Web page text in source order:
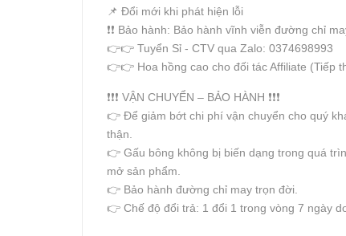
📌 Đổi mới khi phát hiện lỗi
❗️❗️ Bảo hành: Bảo hành vĩnh viễn đường chỉ
👉👉 Tuyển Sỉ - CTV qua Zalo: 0374698993
👉👉 Hoa hồng cao cho đối tác Affiliate (Tiếp
❗️❗️❗️ VẬN CHUYỂN – BẢO HÀNH ❗️❗️❗️
👉 Để giảm bớt chi phí vận chuyển cho quý
thận.
👉 Gấu bông không bị biến dạng trong quá
mở sản phẩm.
👉 Bảo hành đường chỉ may trọn đời.
👉 Chế độ đổi trả: 1 đổi 1 trong vòng 7 ngày